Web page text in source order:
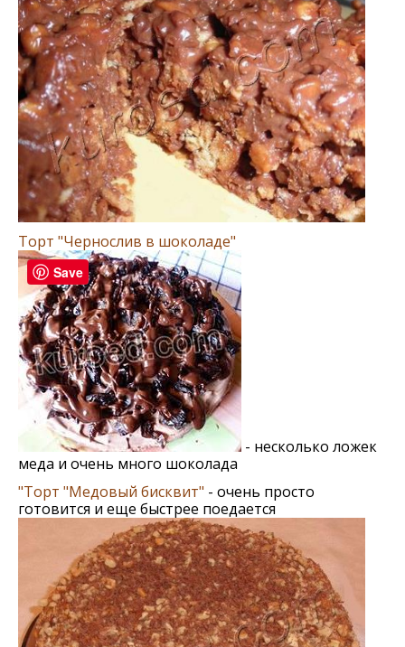
Торт "Чернослив в шоколаде"
- несколько ложек
меда и очень много шоколада
"Торт "Медовый бисквит" - очень просто
готовится и еще быстрее поедается
Save